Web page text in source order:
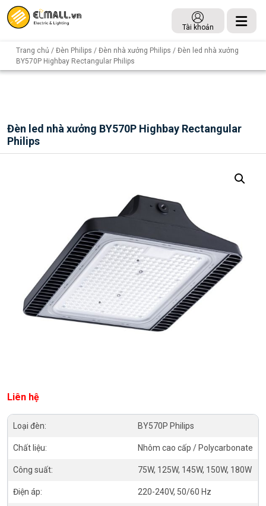
Tài khoản
Trang chủ / Đèn Philips / Đèn nhà xưởng Philips / Đèn led nhà xưởng
BY570P Highbay Rectangular Philips
Đèn led nhà xưởng BY570P Highbay Rectangular
Philips
Liên hệ
Loại đèn: BY570P Philips
Chất liệu: Nhôm cao cấp / Polycarbonate
Công suất: 75W, 125W, 145W, 150W, 180W
Điện áp: 220-240V, 50/60 Hz